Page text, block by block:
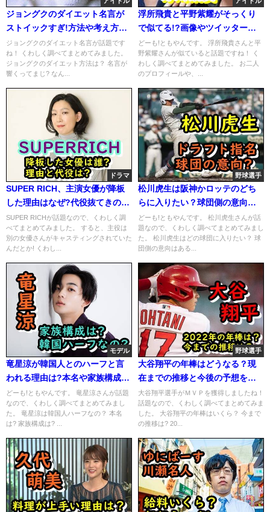
ジョングクのダイエット名言が
ストイックすぎ!方法や考え方も
まとめ!
ジョングクのダイエット名言が話題です
ね！ くわしく調べてまとめてみました。
ジョングクのダイエット方法は？ 名言が
響くってまじ? なん...
浮所飛貴と平野紫耀がそっくり
で似てる!?画像やツイッターま
とめ!
どーも!ともやんです。 浮所飛貴さんと平
野紫耀さんが似ていると話題ですね！ く
わしく調べてまとめてみました。 お二人
のプロフィールや、...
ドラマ
SUPER RICH、主演女優が降板
した理由はなぜ?代役抜てきの経
緯も暴露!
SUPER RICHが話題なので、くわしく調
べてまとめてみました。 すると、主役は
別の女優さんがキャスティングされていた
んだとか! くわし...
野球選手
松川虎生は阪神かロッテのどち
らに入りたい？球団側の意向も
まとめ！
どーも!ともやんです。 松川虎生さんが話
題なので、くわしく調べてまとめてみまし
た。 松川虎生はどの球団に入りたい？ 球
団側の意向はある...
モデル
竜星涼が韓国人とのハーフと言
われる理由は?本名や家族構成も
まとめ!
どーも!ともやんです。 竜星涼さんが話題
なので、くわしく調べてまとめてみまし
た。 竜星涼は韓国人ハーフなの？ 本名
は? 家族構成は? ...
野球選手
大谷翔平の年棒はどうなる？現
在までの推移と今後の予想をま
とめ！
大谷翔平選手がＭＶＰを獲得しましたね！
話題なので、くわしく調べてまとめてみま
した。 大谷翔平の年棒はいくら？ 今まで
の推移は? 20...